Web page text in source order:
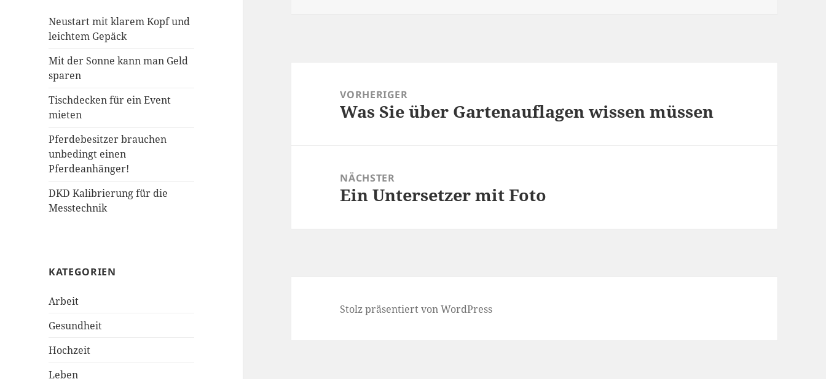
Neustart mit klarem Kopf und
leichtem Gepäck
Mit der Sonne kann man Geld
sparen
Tischdecken für ein Event
mieten
Pferdebesitzer brauchen
unbedingt einen
Pferdeanhänger!
DKD Kalibrierung für die
Messtechnik
KATEGORIEN
Arbeit
Gesundheit
Hochzeit
Leben
VORHERIGER
Vorheriger
Was Sie über Gartenauflagen wissen müssen
NÄCHSTER
Nächster
Ein Untersetzer mit Foto
Stolz präsentiert von WordPress